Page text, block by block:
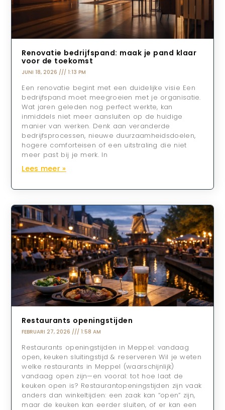
Renovatie bedrijfspand: maak je pand klaar
voor de toekomst
JUNI 18, 2026 1:13 PM
Een renovatie begint met een duidelijke visie Een
bedrijfspand moet meegroeien met je organisatie.
Wat jaren geleden nog perfect werkte, kan
inmiddels niet meer aansluiten op de huidige
manier van werken. Denk aan veranderde
bedrijfsprocessen, nieuwe duurzaamheidsdoelen,
hogere comforteisen of een uitstraling die niet
meer past bij je merk. In
Lees meer »
Restaurants openingstijden
FEBRUARI 27, 2026 1:58 AM
Restaurants openingstijden in Meppel: vandaag
open, keuken sluitingstijd & reserveren Wil je weten
welke restaurants in Meppel (waarschijnlijk)
vandaag open zijn—en vooral: tot hoe laat de
keuken open is? Restaurantopeningstijden zijn vaak
anders dan winkeltijden: een zaak kan “open” zijn,
maar de keuken kan eerder sluiten, of er kan een